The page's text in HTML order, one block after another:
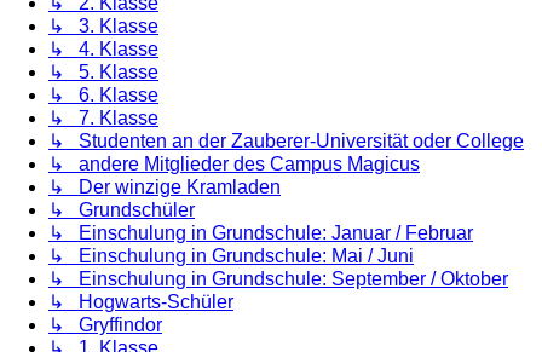
↳ 3. Klasse
↳ 4. Klasse
↳ 5. Klasse
↳ 6. Klasse
↳ 7. Klasse
↳ Studenten an der Zauberer-Universität oder College
↳ andere Mitglieder des Campus Magicus
↳ Der winzige Kramladen
↳ Grundschüler
↳ Einschulung in Grundschule: Januar / Februar
↳ Einschulung in Grundschule: Mai / Juni
↳ Einschulung in Grundschule: September / Oktober
↳ Hogwarts-Schüler
↳ Gryffindor